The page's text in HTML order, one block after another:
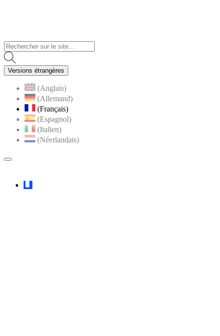
Visiter la page accueil du site de Menucourt
Versions étrangères
(Anglais)
(Allemand)
(Français)
(Espagnol)
(Italien)
(Néerlandais)
MENU